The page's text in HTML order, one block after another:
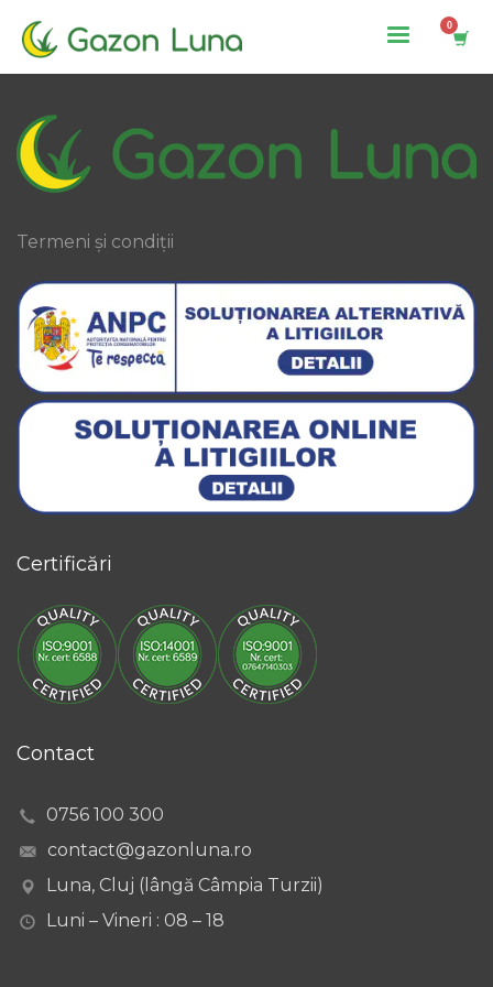
Termeni și condiții
Certificări
Contact
0756 100 300
contact@gazonluna.ro
Luna, Cluj (lângă Câmpia Turzii)
Luni – Vineri : 08 – 18